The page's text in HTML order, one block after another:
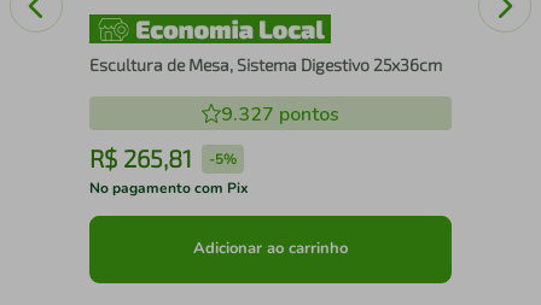
Escultura de Mesa, Sistema Digestivo 25x36cm
9.327 pontos
R$ 265,81 -5%
No pagamento com Pix
Adicionar ao carrinho